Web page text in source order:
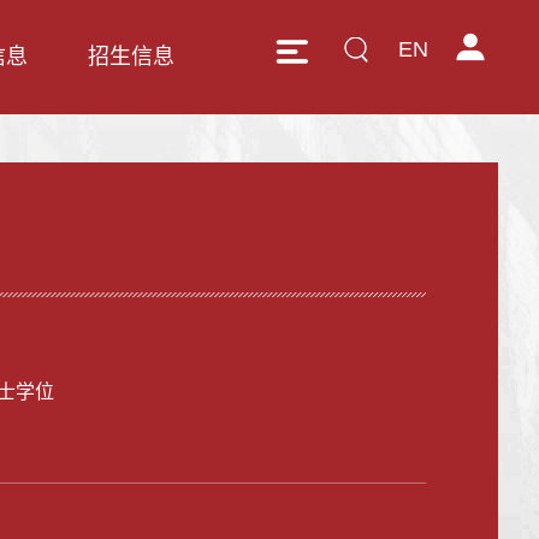
EN
息 招生信息
学位